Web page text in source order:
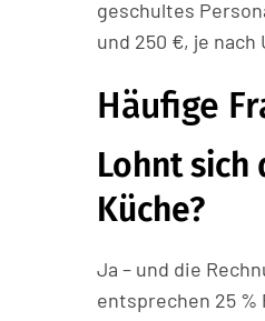
geschultes
und 250 €, je
Häufige
Lohnt sich
Küche?
Ja – und die
entsprechen 25